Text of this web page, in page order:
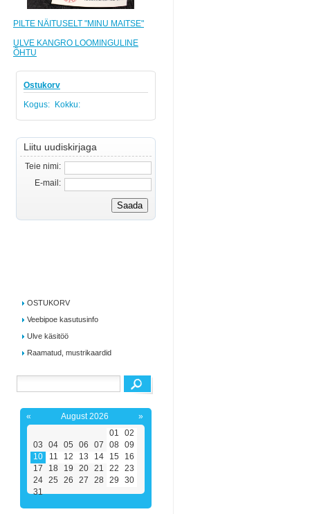
PILTE NÄITUSELT "MINU MAITSE"
ULVE KANGRO LOOMINGULINE
ÕHTU
Ostukorv
Kogus:
Kokku:
Liitu uudiskirjaga
Teie nimi:
E-mail:
OSTUKORV
Veebipoe kasutusinfo
Ulve käsitöö
Raamatud, mustrikaardid
« August 2026
»
01
02
03
04 05 06 07 08 09
10
11 12 13 14 15
16
17
18 19 20 21 22
23
24 25 26 27 28 29
30
31